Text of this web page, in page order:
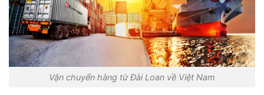
Vận chuyển hàng từ Đài Loan về Việt Nam